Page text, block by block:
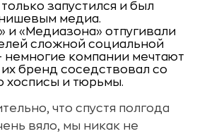
запустился и был
медиа.
и «Медиазона» отпугивали
сложной социальной
немногие компании мечтают
бренд соседствовал со
хосписы и тюрьмы.
что спустя полгода
вяло, мы никак не